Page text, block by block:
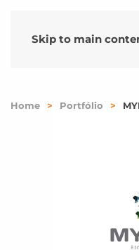
Skip to main
Home Portfólio